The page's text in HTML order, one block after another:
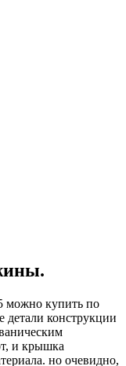
можно купить по
детали конструкции
и крышка
но очевидно,